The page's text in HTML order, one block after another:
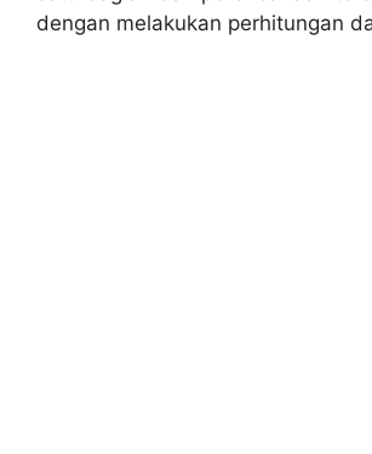
dengan melakukan perhitungan